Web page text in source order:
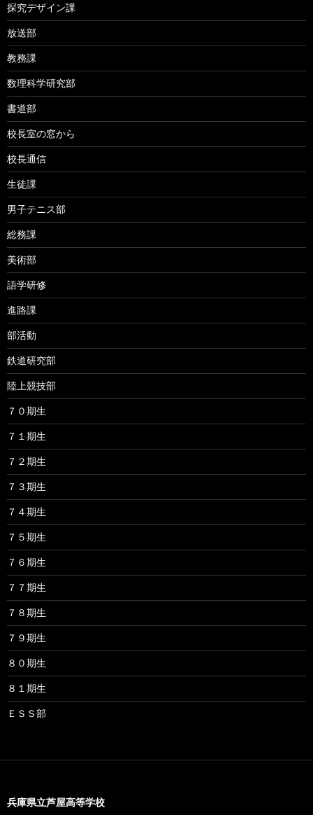
探究デザイン課
放送部
教務課
数理科学研究部
書道部
校長室の窓から
校長通信
生徒課
男子テニス部
総務課
美術部
語学研修
進路課
部活動
鉄道研究部
陸上競技部
７０期生
７１期生
７２期生
７３期生
７４期生
７５期生
７６期生
７７期生
７８期生
７９期生
８０期生
８１期生
ＥＳＳ部
兵庫県立芦屋高等学校